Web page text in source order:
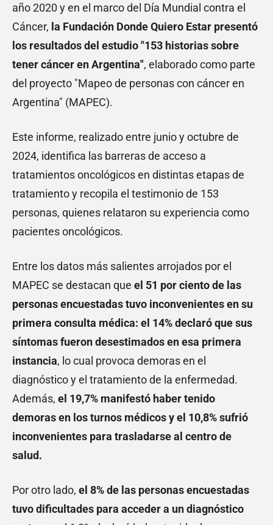
año 2020 y en el marco del Día Mundial contra el
Cáncer, la Fundación Donde Quiero Estar presentó
los resultados del estudio "153 historias sobre
tener cáncer en Argentina", elaborado como parte
del proyecto "Mapeo de personas con cáncer en
Argentina" (MAPEC).
Este informe, realizado entre junio y octubre de
2024, identifica las barreras de acceso a
tratamientos oncológicos en distintas etapas de
tratamiento y recopila el testimonio de 153
personas, quienes relataron su experiencia como
pacientes oncológicos.
Entre los datos más salientes arrojados por el
MAPEC se destacan que el 51 por ciento de las
personas encuestadas tuvo inconvenientes en su
primera consulta médica: el 14% declaró que sus
síntomas fueron desestimados en esa primera
instancia, lo cual provoca demoras en el
diagnóstico y el tratamiento de la enfermedad.
Además, el 19,7% manifestó haber tenido
demoras en los turnos médicos y el 10,8% sufrió
inconvenientes para trasladarse al centro de
salud.
Por otro lado, el 8% de las personas encuestadas
tuvo dificultades para acceder a un diagnóstico